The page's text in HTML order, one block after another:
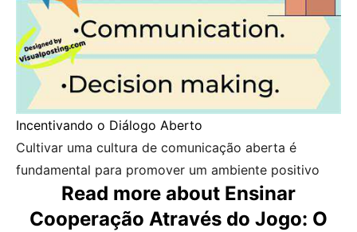
Incentivando o Diálogo Aberto
Cultivar uma cultura de comunicação aberta é
fundamental para promover um ambiente positivo
Read more about Ensinar
Cooperação Através do Jogo: O